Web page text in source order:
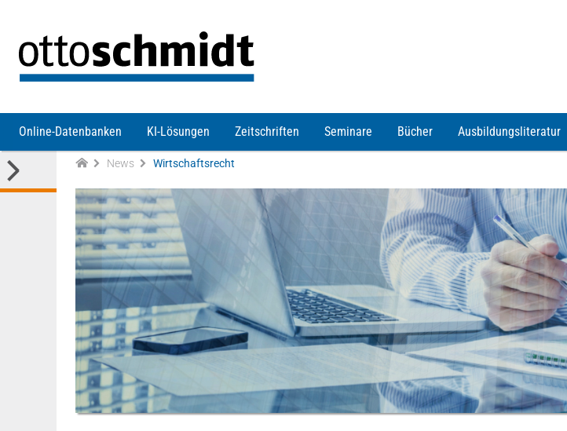
Online-Datenbanken KI-Lösungen Zeitschriften Seminare Bücher Ausbildungsliteratur
News Wirtschaftsrecht